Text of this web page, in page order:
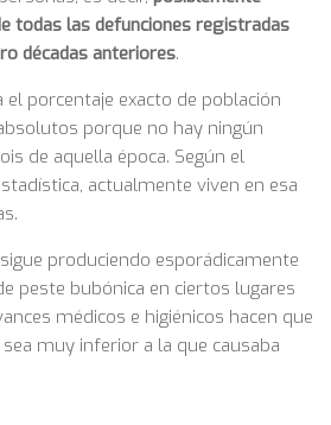
todas las defunciones registradas
décadas anteriores.
el porcentaje exacto de población
porque no hay ningún
de aquella época. Según el
actualmente viven en esa
produciendo esporádicamente
peste bubónica en ciertos lugares
médicos e higiénicos hacen que
muy inferior a la que causaba